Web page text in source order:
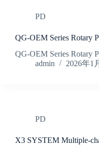
PD
QG-OEM Series Rotary
QG-OEM Series Rotary
admin
2026年1
PD
X3 SYSTEM Multiple-